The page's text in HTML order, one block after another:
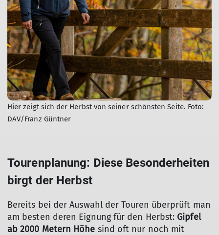
Hier zeigt sich der Herbst von seiner schönsten Seite. Foto:
DAV/Franz Güntner
Tourenplanung: Diese Besonderheiten
birgt der Herbst
Bereits bei der Auswahl der Touren überprüft man
am besten deren Eignung für den Herbst: Gipfel
ab 2000 Metern Höhe sind oft nur noch mit